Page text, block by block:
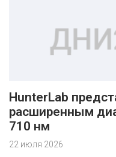
HunterLab
расширенным
710 нм
22 июля 2026